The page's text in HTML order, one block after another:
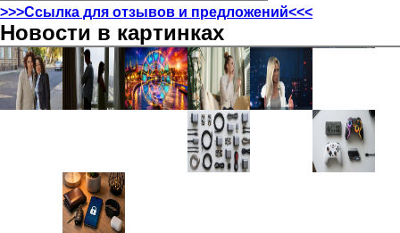
>>>Ссылка для отзывов и предложений<<<
Новости в картинках